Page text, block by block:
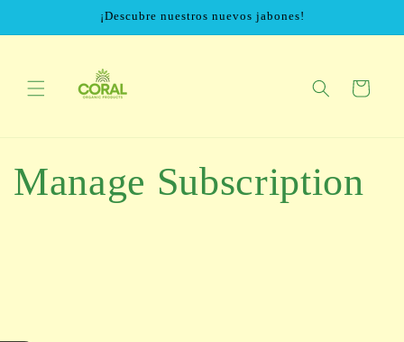
directamente
al contenido
¡Descubre nuestros nuevos jabones!
Carrito
Manage Subscription